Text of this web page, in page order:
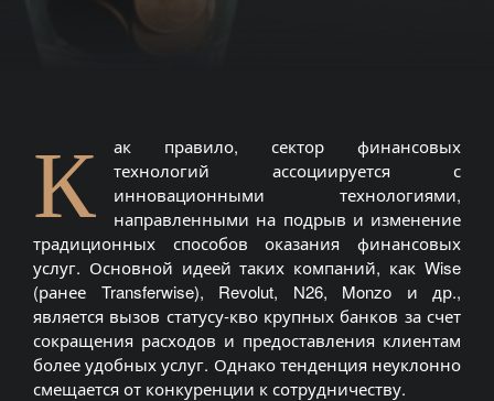
К
ак правило, сектор финансовых
технологий ассоциируется с
инновационными технологиями,
направленными на подрыв и изменение
традиционных способов оказания финансовых
услуг. Основной идеей таких компаний, как Wise
(ранее Transferwise), Revolut, N26, Monzo и др.,
является вызов статусу-кво крупных банков за счет
сокращения расходов и предоставления клиентам
более удобных услуг. Однако тенденция неуклонно
смещается от конкуренции к сотрудничеству.